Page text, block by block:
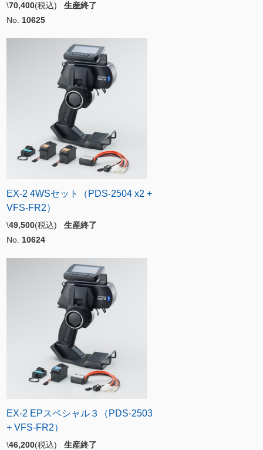
\70,400(税込) 生産終了
No. 10625
EX-2 4WSセット（PDS-2504 x2 +
VFS-FR2）
\49,500(税込) 生産終了
No. 10624
EX-2 EPスペシャル３（PDS-2503
+ VFS-FR2）
\46,200(税込) 生産終了